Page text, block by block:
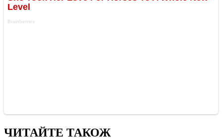
ЧИТАЙТЕ ТАКОЖ